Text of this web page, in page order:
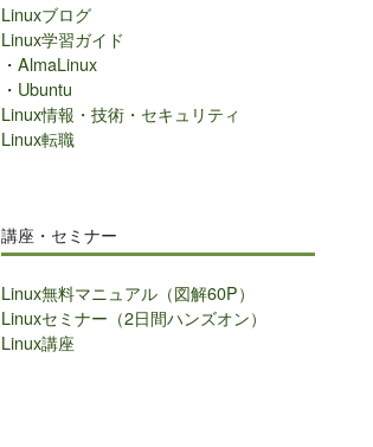
Linuxブログ
Linux学習ガイド
・ AlmaLinux
・ Ubuntu
Linux情報・技術・セキュリティ
Linux転職
講座・セミナー
Linux無料マニュアル（図解60P）
Linuxセミナー（2日間ハンズオン）
Linux講座